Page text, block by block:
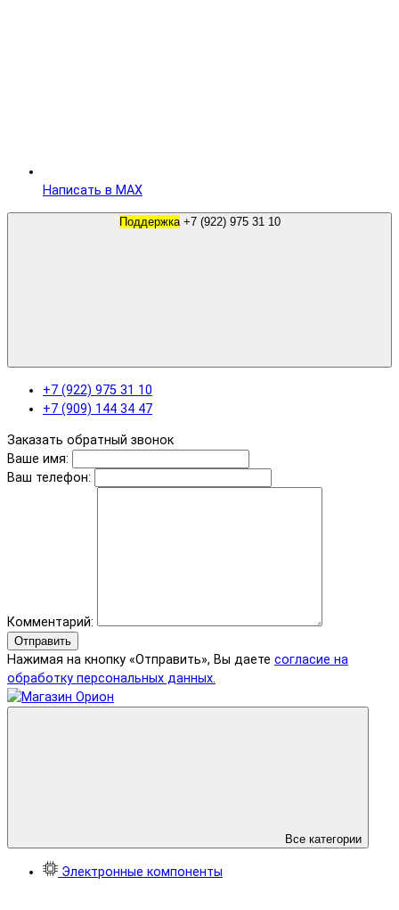
Написать в MAX
Поддержка +7 (922) 975 31 10
+7 (922) 975 31 10
+7 (909) 144 34 47
Заказать обратный звонок
Ваше имя:
Ваш телефон:
Комментарий:
Отправить
Нажимая на кнопку «Отправить», Вы даете согласие на
обработку персональных данных.
Все категории
Электронные компоненты